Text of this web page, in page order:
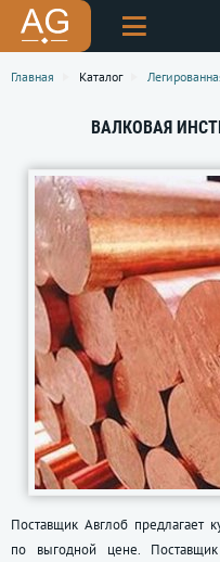
Главная Каталог
ВАЛКОВАЯ
Поставщик Авглоб предлагает
по выгодной цене. Поставщик